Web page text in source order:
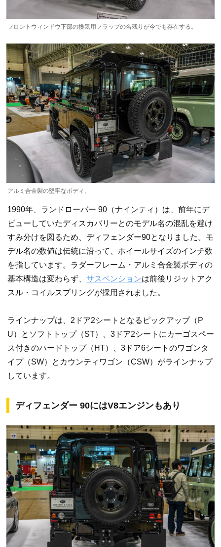
フロントウィンドウ下部の換気用フラップの名残りが今でも存在する。
アルミ合金製の堅牢なボディ。
1990年、ランドローバー 90（ナインティ）は、前年にデ
ビューしていたディスカバリーとのモデル名の混乱を避け
すみ分けを図るため、ディフェンダー90となりました。モ
デル名の数値は伝統に沿って、ホイールサイズのインチ数
を指しています。ラダーフレーム・アルミ合金製ボディの
基本構造は変わらず、 サスペンションは前後リジットアク
スル・コイルスプリングが採用されました。
ラインナップは、2ドア2シートとなるピックアップ（P
U）とソフトトップ（ST）、3ドア2シートにカーゴスペー
ス付きのハードトップ（HT）、3ドア6シートのワゴンタ
イプ（SW）とカウンティワゴン（CSW）がラインナップ
しています。
ディフェンダー 90にはV8エンジンもあり